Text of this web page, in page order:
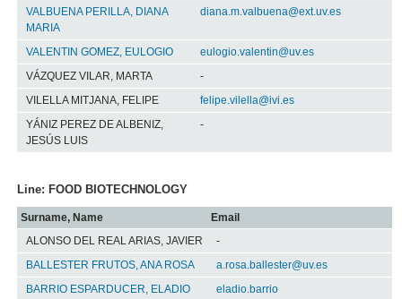
VALBUENA PERILLA, DIANA
MARIA
diana.m.valbuena@ext.uv.es
VALENTIN GOMEZ, EULOGIO
eulogio.valentin@uv.es
VÁZQUEZ VILAR, MARTA
-
VILELLA MITJANA, FELIPE
felipe.vilella@ivi.es
YÁNIZ PEREZ DE ALBENIZ,
JESÚS LUIS
-
Line: FOOD BIOTECHNOLOGY
Surname, Name
Email
ALONSO DEL REAL ARIAS, JAVIER
-
BALLESTER FRUTOS, ANA ROSA
a.rosa.ballester@uv.es
BARRIO ESPARDUCER, ELADIO
eladio.barrio